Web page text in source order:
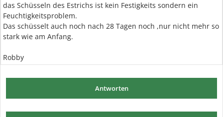
das Schüsseln des Estrichs ist kein Festigkeits sondern ein
Feuchtigkeitsproblem.
Das schüsselt auch noch nach 28 Tagen noch ,nur nicht mehr so
stark wie am Anfang.
Robby
Antworten